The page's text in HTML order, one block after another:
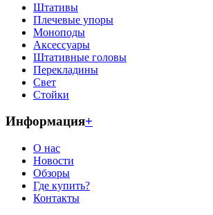
Штативы
Плечевые упоры
Моноподы
Аксессуары
Штативные головы
Перекладины
Свет
Стойки
Информация+
О нас
Новости
Обзоры
Где купить?
Контакты